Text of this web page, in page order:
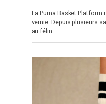
La Puma Basket Platform
vernie. Depuis plusieurs
au félin…